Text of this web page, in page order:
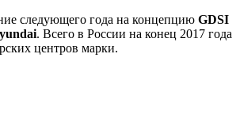
следующего года на концепцию GDSI
. Всего в России на конец 2017 года
центров марки.